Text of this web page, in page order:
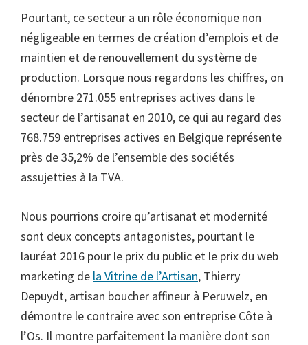
Pourtant, ce secteur a un rôle économique non
négligeable en termes de création d’emplois et de
maintien et de renouvellement du système de
production. Lorsque nous regardons les chiffres, on
dénombre 271.055 entreprises actives dans le
secteur de l’artisanat en 2010, ce qui au regard des
768.759 entreprises actives en Belgique représente
près de 35,2% de l’ensemble des sociétés
assujetties à la TVA.
Nous pourrions croire qu’artisanat et modernité
sont deux concepts antagonistes, pourtant le
lauréat 2016 pour le prix du public et le prix du web
marketing de la Vitrine de l’Artisan, Thierry
Depuydt, artisan boucher affineur à Peruwelz, en
démontre le contraire avec son entreprise Côte à
l’Os. Il montre parfaitement la manière dont son